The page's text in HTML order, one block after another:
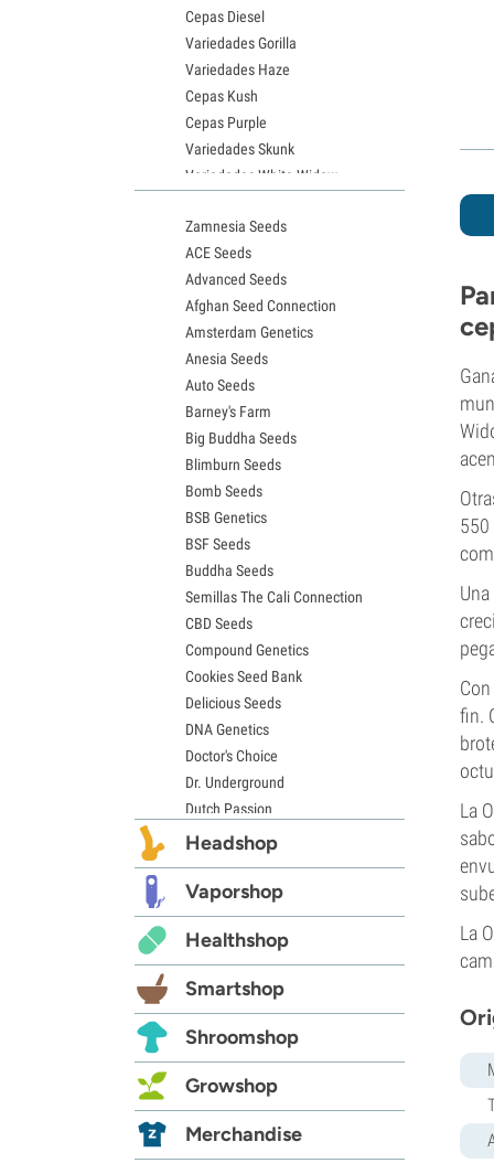
fin.
La
La
Cepas Diesel
Variedades Gorilla
Variedades Haze
Cepas Kush
Cepas Purple
Variedades Skunk
Variedades White Widow
Semillas de Granddaddy Purple
Semillas de OG Kush
Semillas de Blue Dream
Semillas de Lemon Haze
Semillas de Bruce Banner
Semillas de Gelato
Semillas de Sour Diesel
Semillas de Jack Herer
Semillas de Girl Scout Cookies
Semillas de Wedding Cake
Semillas de Zkittlez
Semillas de Pineapple Express
Semillas de Chemdawg
Semillas de Hindu Kush
Semillas de Mimosa
Zamnesia Seeds
ACE Seeds
Advanced Seeds
Afghan Seed Connection
Amsterdam Genetics
Anesia Seeds
Auto Seeds
Barney's Farm
Big Buddha Seeds
Blimburn Seeds
Bomb Seeds
BSB Genetics
BSF Seeds
Buddha Seeds
Semillas The Cali Connection
CBD Seeds
Compound Genetics
Cookies Seed Bank
Delicious Seeds
DNA Genetics
Doctor's Choice
Dr. Underground
Dutch Passion
Elite Seeds
Exotic Seed
Expert Seeds
FastBuds
Female Seeds
French Touch Seeds
Garden of Green
GeneSeeds
G13 Labs
Grass-O-Matic
Headshop
Vaporshop
Healthshop
Smartshop
Shroomshop
Growshop
Merchandise